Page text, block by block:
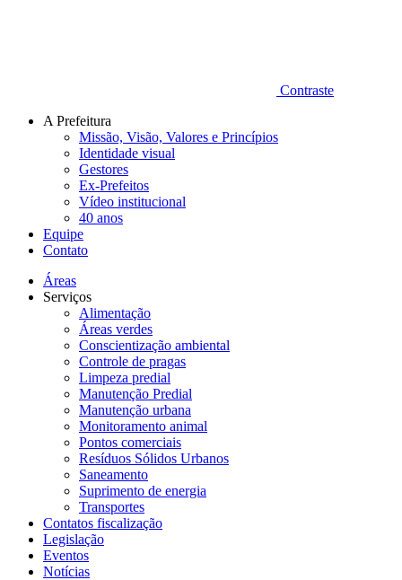
Contraste
A Prefeitura
Missão, Visão, Valores e Princípios
Identidade visual
Gestores
Ex-Prefeitos
Vídeo institucional
40 anos
Equipe
Contato
Áreas
Serviços
Alimentação
Áreas verdes
Conscientização ambiental
Controle de pragas
Limpeza predial
Manutenção Predial
Manutenção urbana
Monitoramento animal
Pontos comerciais
Resíduos Sólidos Urbanos
Saneamento
Suprimento de energia
Transportes
Contatos fiscalização
Legislação
Eventos
Notícias